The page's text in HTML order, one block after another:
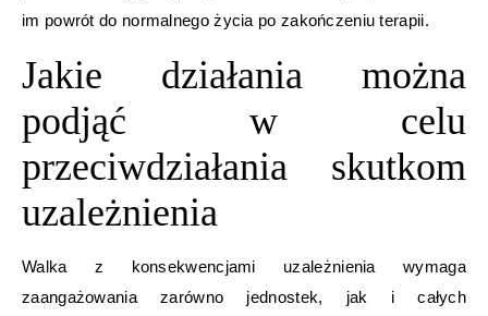
im powrót do normalnego życia po zakończeniu terapii.
Jakie działania można
podjąć w celu
przeciwdziałania skutkom
uzależnienia
Walka z konsekwencjami uzależnienia wymaga
zaangażowania zarówno jednostek, jak i całych